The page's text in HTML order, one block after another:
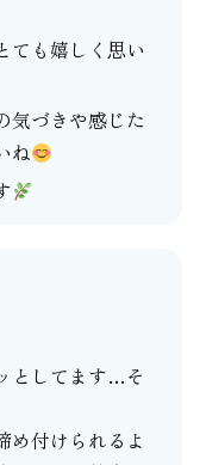
ても嬉しく思い
気づきや感じた
ね
としてます…そ
め付けられるよ